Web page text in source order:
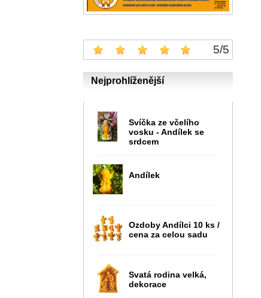
5/5
Nejprohlíženější
Svíčka ze včelího
vosku - Andílek se
srdcem
Andílek
Ozdoby Andílci 10 ks /
cena za celou sadu
Svatá rodina velká,
dekorace